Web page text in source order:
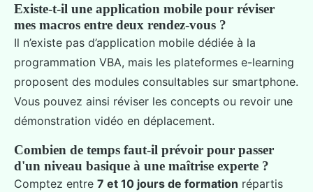
Existe-t-il une application mobile pour réviser
mes macros entre deux rendez-vous ?
Il n’existe pas d’application mobile dédiée à la
programmation VBA, mais les plateformes e-learning
proposent des modules consultables sur smartphone.
Vous pouvez ainsi réviser les concepts ou revoir une
démonstration vidéo en déplacement.
Combien de temps faut-il prévoir pour passer
d'un niveau basique à une maîtrise experte ?
Comptez entre 7 et 10 jours de formation répartis